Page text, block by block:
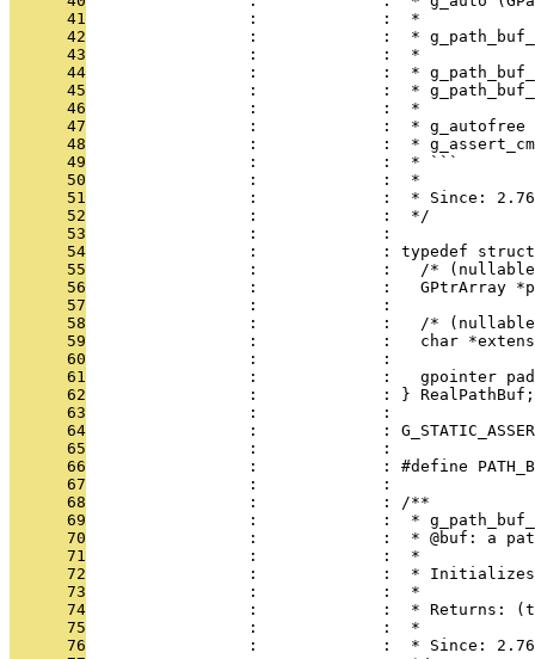
      41
                 :             :  *
      42
:             :  *
      43
                 :             :  *
      44
:             :  *
      45
:             :  *
      46
                 :             :  *
      47
:             :  *
      48
:             :  *
      49
                 :             :  * ```
      50
                 :             :  *
      51
                 :             :  * Since: 2.76
      52
                 :             :  */
      53
                 :             :
      54
:             : typedef
      55
:             :   /*
      56
:             :   GPtrArray
      57
                 :             :
      58
:             :   /*
      59
:             :   char
      60
                 :             :
      61
:             :   gpointer
      62
                 :             : } RealPathBuf;
      63
                 :             :
      64
:             :
      65
                 :             :
      66
:             : #define
      67
                 :             :
      68
                 :             : /**
      69
:             :  *
      70
:             :  * @buf: a
      71
                 :             :  *
      72
:             :  *
      73
                 :             :  *
      74
:             :  * Returns:
      75
                 :             :  *
      76
                 :             :  * Since: 2.76